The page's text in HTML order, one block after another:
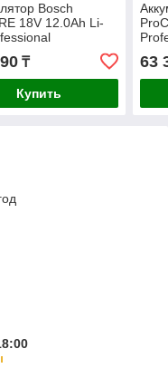
Bosch
18V 12.0Ah Li-
₸
Купить
63